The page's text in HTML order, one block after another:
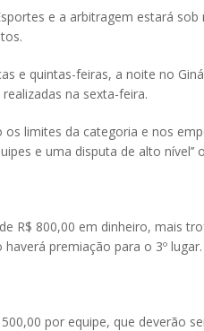
e a arbitragem estará sob
e quintas-feiras, a noite no
na sexta-feira.
os limites da categoria e nos
e uma disputa de alto nível’’
R$ 800,00 em dinheiro, mais
premiação para o 3º lugar.
por equipe, que deverão